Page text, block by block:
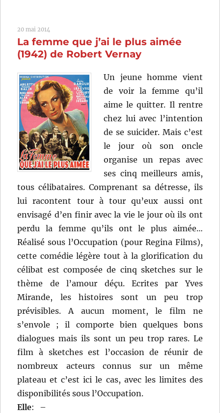
Jean
20 mai 2014
La femme que j’ai le plus aimée
(1942) de Robert Vernay
Un jeune homme vient
de voir la femme qu’il
aime le quitter. Il rentre
chez lui avec l’intention
de se suicider. Mais c’est
le jour où son oncle
organise un repas avec
ses cinq meilleurs amis,
tous célibataires. Comprenant sa détresse, ils
lui racontent tour à tour qu’eux aussi ont
envisagé d’en finir avec la vie le jour où ils ont
perdu la femme qu’ils ont le plus aimée…
Réalisé sous l’Occupation (pour Regina Films),
cette comédie légère tout à la glorification du
célibat est composée de cinq sketches sur le
thème de l’amour déçu. Ecrites par Yves
Mirande, les histoires sont un peu trop
prévisibles. A aucun moment, le film ne
s’envole ; il comporte bien quelques bons
dialogues mais ils sont un peu trop rares. Le
film à sketches est l’occasion de réunir de
nombreux acteurs connus sur un même
plateau et c’est ici le cas, avec les limites des
disponibilités sous l’Occupation.
Elle:
–